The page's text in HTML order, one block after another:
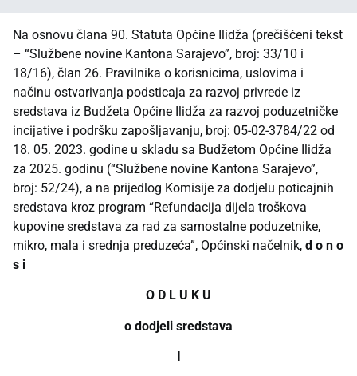
Na osnovu člana 90. Statuta Općine Ilidža (prečišćeni tekst
– “Službene novine Kantona Sarajevo”, broj: 33/10 i
18/16), član 26. Pravilnika o korisnicima, uslovima i
načinu ostvarivanja podsticaja za razvoj privrede iz
sredstava iz Budžeta Općine Ilidža za razvoj poduzetničke
incijative i podršku zapošljavanju, broj: 05-02-3784/22 od
18. 05. 2023. godine u skladu sa Budžetom Općine Ilidža
za 2025. godinu (“Službene novine Kantona Sarajevo”,
broj: 52/24), a na prijedlog Komisije za dodjelu poticajnih
sredstava kroz program “Refundacija dijela troškova
kupovine sredstava za rad za samostalne poduzetnike,
mikro, mala i srednja preduzeća”, Općinski načelnik, d o n o
s i
O D L U K U
o dodjeli sredstava
I